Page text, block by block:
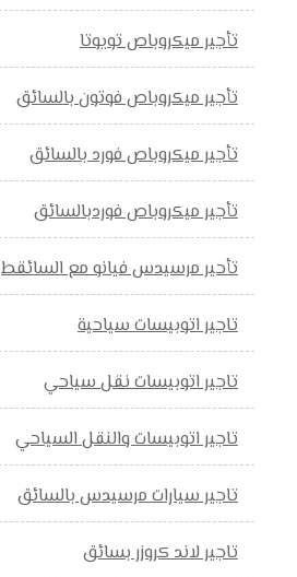
تأجير ميكروباص تويوتا
تأجير ميكروباص فوتون بالسائق
تأجير ميكروباص فورد بالسائق
تأجير ميكروباص فوردبالسائق
تأحير مرسيدس فيانو مع السائقط
تاجير اتوبيسات سياحية
تاجير اتوبيسات نقل سياحي
تاجير اتوبيسات والنقل السياحي
تاجير سيارات مرسيدس بالسائق
تاجير لاند كروزر بسائق